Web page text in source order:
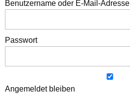
Benutzername oder E-Mail-Adresse
Passwort
Angemeldet bleiben